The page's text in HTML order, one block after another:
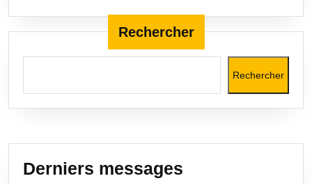
Rechercher
Rechercher
Derniers messages